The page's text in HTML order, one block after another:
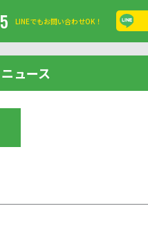
LINEでもお問い合わせOK！
ュース